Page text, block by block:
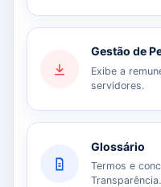
Gestão de
Exibe a
servidores.
Glossário
Termos e
Transparência.